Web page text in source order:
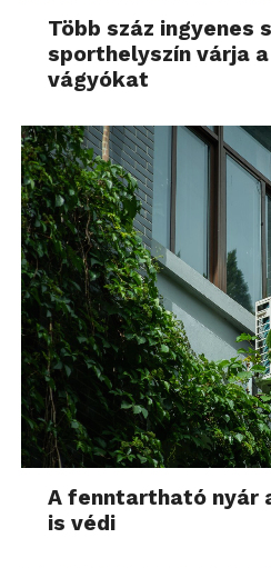
Több száz ingyenes
sporthelyszín várja
vágyókat
A fenntartható nyár
is védi